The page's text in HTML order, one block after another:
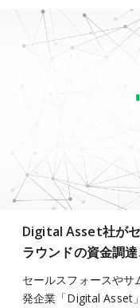
Digital Asset社が
ラウンドの資金調
セールスフォースやサ
発企業「Digital Asset